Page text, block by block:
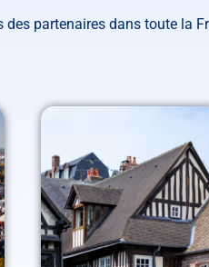
partenaires dans toute la